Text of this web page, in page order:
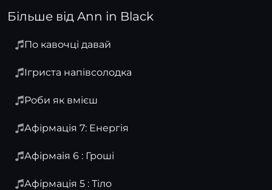
Більше від Ann in Black
По кавочці давай
Ігриста напівсолодка
Роби як вмієш
Афірмація 7: Енергія
Афірмаія 6 : Гроші
Афірмація 5 : Тіло